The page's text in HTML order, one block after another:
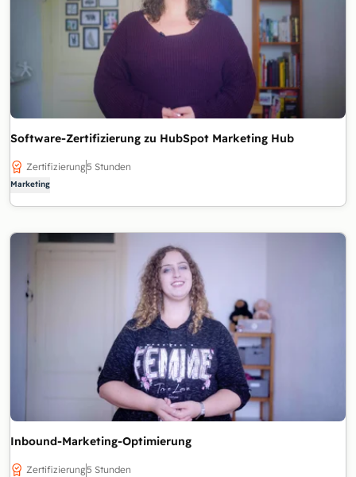
Software-Zertifizierung zu HubSpot Marketing Hub
Zertifizierung5 Stunden
Marketing
Inbound-Marketing-Optimierung
Zertifizierung5 Stunden